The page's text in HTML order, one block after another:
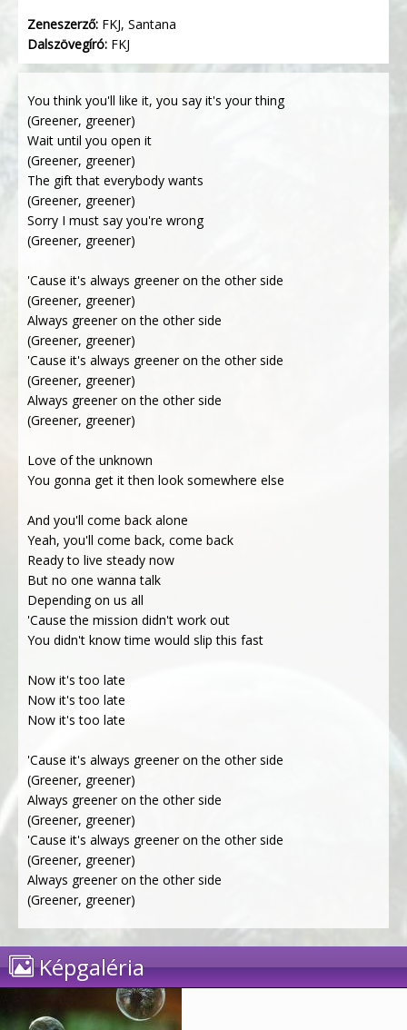
Zeneszerző: FKJ, Santana
Dalszövegíró: FKJ
You think you'll like it, you say it's your thing
(Greener, greener)
Wait until you open it
(Greener, greener)
The gift that everybody wants
(Greener, greener)
Sorry I must say you're wrong
(Greener, greener)
'Cause it's always greener on the other side
(Greener, greener)
Always greener on the other side
(Greener, greener)
'Cause it's always greener on the other side
(Greener, greener)
Always greener on the other side
(Greener, greener)
Love of the unknown
You gonna get it then look somewhere else
And you'll come back alone
Yeah, you'll come back, come back
Ready to live steady now
But no one wanna talk
Depending on us all
'Cause the mission didn't work out
You didn't know time would slip this fast
Now it's too late
Now it's too late
Now it's too late
'Cause it's always greener on the other side
(Greener, greener)
Always greener on the other side
(Greener, greener)
'Cause it's always greener on the other side
(Greener, greener)
Always greener on the other side
(Greener, greener)
Képgaléria